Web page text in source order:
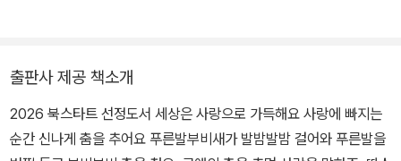
출판사 제공 책소개
2026 북스타트 선정도서 세상은 사랑으로 가득해요 사랑에 빠지는
순간 신나게 춤을 추어요 푸른발부비새가 발밤발밤 걸어와 푸른발을